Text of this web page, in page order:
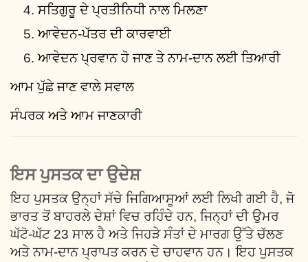
ਸਤਿਗੁਰੂ ਦੇ ਪ੍ਰਤੀਨਿਧੀ ਨਾਲ ਮਿਲਣਾ
ਆਵੇਦਨ-ਪੱਤਰ ਦੀ ਕਾਰਵਾਈ
ਆਵੇਦਨ ਪ੍ਰਵਾਨ ਹੋ ਜਾਣ ਤੇ ਨਾਮ-ਦਾਨ ਲਈ ਤਿਆਰੀ
ਆਮ ਪੁੱਛੇ ਜਾਣ ਵਾਲੇ ਸਵਾਲ
ਸੰਪਰਕ ਅਤੇ ਆਮ ਜਾਣਕਾਰੀ
ਇਸ ਪੁਸਤਕ ਦਾ ਉਦੇਸ਼
ਇਹ ਪੁਸਤਕ ਉਨ੍ਹਾਂ ਸੱਚੇ ਜਿਗਿਆਸੂਆਂ ਲਈ ਲਿਖੀ ਗਈ ਹੈ, ਜੋ
ਭਾਰਤ ਤੋਂ ਬਾਹਰਲੇ ਦੇਸ਼ਾਂ ਵਿਚ ਰਹਿੰਦੇ ਹਨ, ਜਿਨ੍ਹਾਂ ਦੀ ਉਮਰ
ਘੱਟੋ-ਘੱਟ 23 ਸਾਲ ਹੈ ਅਤੇ ਜਿਹੜੇ ਸੰਤਾਂ ਦੇ ਮਾਰਗ ਉੱਤੇ ਚੱਲਣ
ਅਤੇ ਨਾਮ-ਦਾਨ ਪ੍ਰਾਪਤ ਕਰਨ ਦੇ ਚਾਹਵਾਨ ਹਨ। ਇਹ ਪੁਸਤਕ